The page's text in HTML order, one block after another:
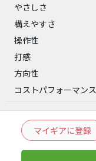
やさしさ
構えやすさ
操作性
打感
方向性
コストパフォーマンス
マイギアに登録